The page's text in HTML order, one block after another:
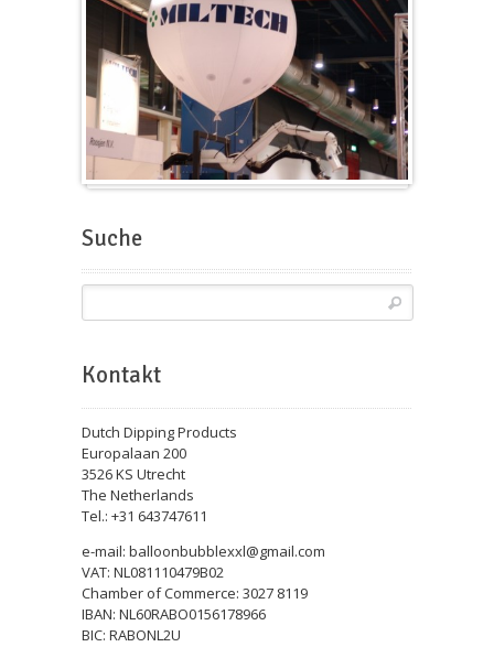
Suche
Kontakt
Dutch Dipping Products
Europalaan 200
3526 KS Utrecht
The Netherlands
Tel.: +31 643747611
e-mail: balloonbubblexxl@gmail.com
VAT: NL081110479B02
Chamber of Commerce: 3027 8119
IBAN: NL60RABO0156178966
BIC: RABONL2U